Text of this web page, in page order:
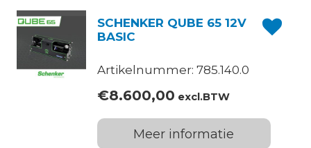
SCHENKER QUBE 65 12V
BASIC
Artikelnummer: 785.140.0
€8.600,00 excl.BTW
Meer informatie